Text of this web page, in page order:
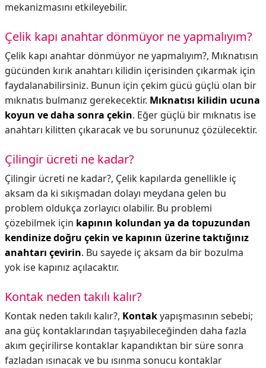
mekanizmasını etkileyebilir.
Çelik kapı anahtar dönmüyor ne yapmalıyım?
Çelik kapı anahtar dönmüyor ne yapmalıyım?, Mıknatısın
gücünden kırık anahtarı kilidin içerisinden çıkarmak için
faydalanabilirsiniz. Bunun için çekim gücü güçlü olan bir
mıknatıs bulmanız gerekecektir. Mıknatısı kilidin ucuna
koyun ve daha sonra çekin. Eğer güçlü bir mıknatıs ise
anahtarı kilitten çıkaracak ve bu sorununuz çözülecektir.
Çilingir ücreti ne kadar?
Çilingir ücreti ne kadar?, Çelik kapılarda genellikle iç
aksam da ki sıkışmadan dolayı meydana gelen bu
problem oldukça zorlayıcı olabilir. Bu problemi
çözebilmek için kapının kolundan ya da topuzundan
kendinize doğru çekin ve kapının üzerine taktığınız
anahtarı çevirin. Bu sayede iç aksam da bir bozulma
yok ise kapınız açılacaktır.
Kontak neden takılı kalır?
Kontak neden takılı kalır?, Kontakyapışmasının sebebi;
ana güç kontaklarından taşıyabileceğinden daha fazla
akım geçirilirse kontaklar kapandıktan bir süre sonra
fazladan ısınacak ve bu ısınma sonucu kontaklar